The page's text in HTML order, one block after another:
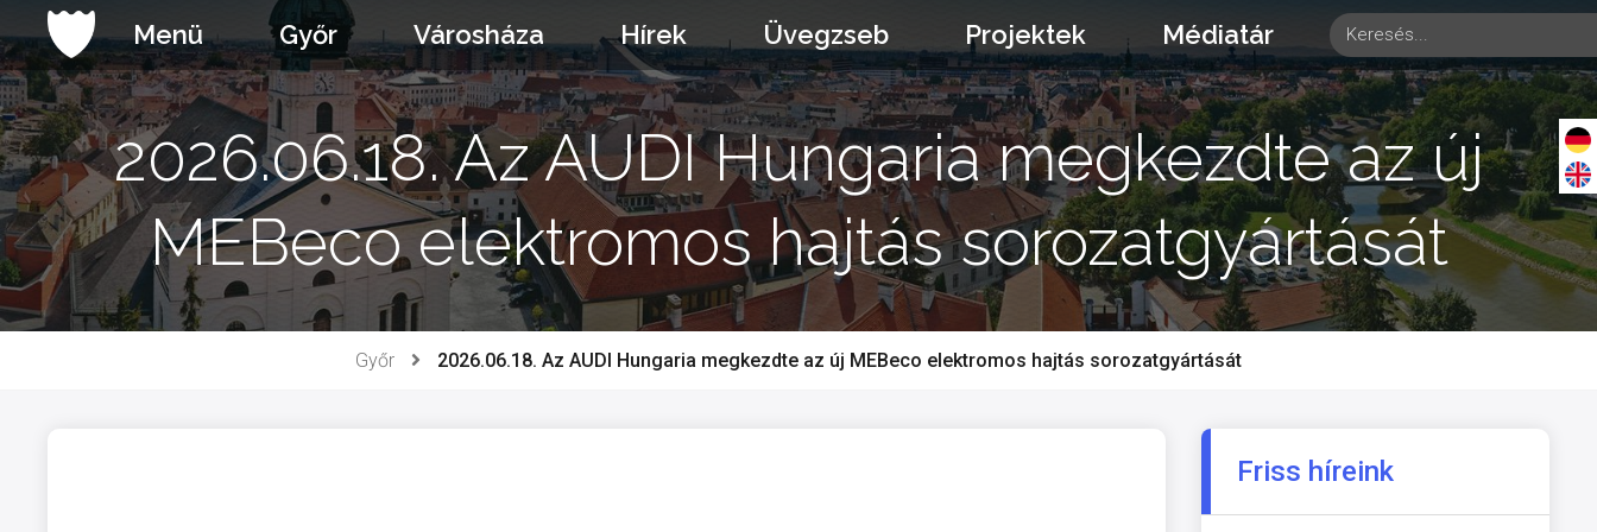
a
tartalomhoz
Menü Győr Városháza Hírek Üvegzseb Projektek Médiatár
2026.06.18. Az AUDI Hungaria megkezdte az új
MEBeco elektromos hajtás sorozatgyártását
Győr 2026.06.18. Az AUDI Hungaria megkezdte az új MEBeco elektromos hajtás sorozatgyártását
Friss híreink